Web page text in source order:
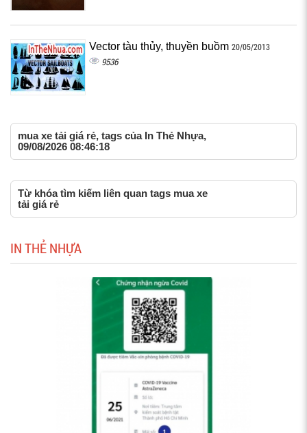
Vector tàu thủy, thuyền buồm 20/05/2013
9536
mua xe tải giá rẻ, tags của In Thẻ Nhựa,
09/08/2026 08:46:18
Từ khóa tìm kiếm liên quan tags mua xe
tải giá rẻ
IN THẺ NHỰA